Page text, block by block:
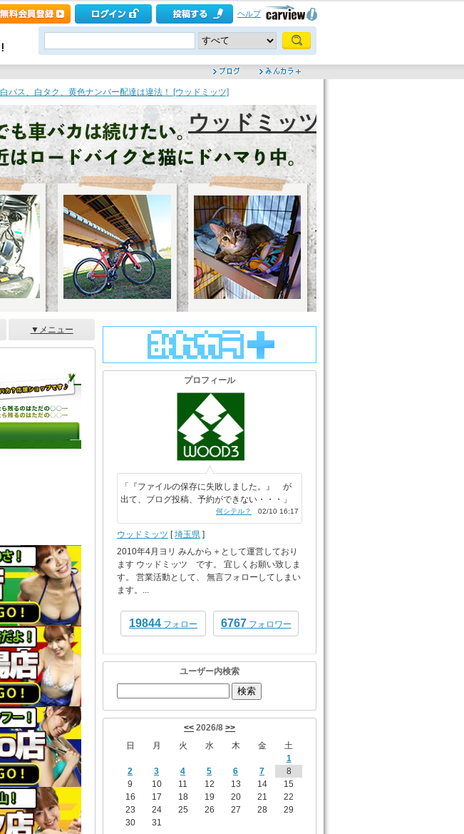
ヘルプ
白バス、白タク、黄色ナンバー配達は違法！ [ウッドミッツ]
ウッドミッツ
▼メニュー
プロフィール
「『ファイルの保存に失敗しました。』 が
出て、ブログ投稿、予約ができない・・・」
何シテル？ 02/10 16:17
ウッドミッツ [埼玉県 ]
2010年4月ヨリ みんから＋として運営しており
ます ウッドミッツ です。 宜しくお願い致しま
す。 営業活動として、 無言フォローしてしまい
ます。...
19844 フォロー 6767 フォロワー
ユーザー内検索
<< 2026/8 >>
日
月 火 水 木 金
土
1
2
3 4 5 6 7
8
9
10 11 12 13 14
15
16
17 18 19 20 21
22
23
24 25 26 27 28
29
30
31